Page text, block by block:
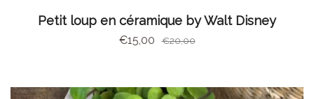
AJOUTER AU PANIER
Petit loup en céramique by Walt Disney
€20,00
€15,00